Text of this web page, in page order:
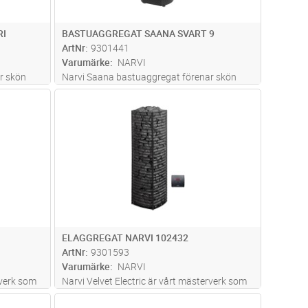
skön
var
en
BASTUAGGREGAT SAANA SVART 9
ArtNr 9301441
Varumärke
NARVI
Narvi Saana bastuaggregat förenar skön
bastuånga med en stilfull design. Tack var
den stora mängden av bastustenar och en
väl genomtänkt design ackumulerar
bastuugnen bra med värme och ger långa
som
Lägg i kundvagn
ELAGGREGAT NARVI 102432
ArtNr 9301593
Varumärke
NARVI
Narvi Velvet Electric är vårt mästerverk som
vi påstår vara världens bästa eluppvärmda